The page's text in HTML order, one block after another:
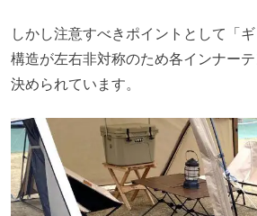
しかし注意すべきポイントとして「
構造が左右非対称のため各インナー
決められています。